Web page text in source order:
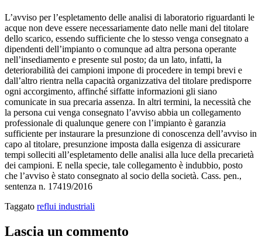
L’avviso per l’espletamento delle analisi di laboratorio riguardanti le
acque non deve essere necessariamente dato nelle mani del titolare
dello scarico, essendo sufficiente che lo stesso venga consegnato a
dipendenti dell’impianto o comunque ad altra persona operante
nell’insediamento e presente sul posto; da un lato, infatti, la
deteriorabilità dei campioni impone di procedere in tempi brevi e
dall’altro rientra nella capacità organizzativa del titolare predisporre
ogni accorgimento, affinché siffatte informazioni gli siano
comunicate in sua precaria assenza. In altri termini, la necessità che
la persona cui venga consegnato l’avviso abbia un collegamento
professionale di qualunque genere con l’impianto è garanzia
sufficiente per instaurare la presunzione di conoscenza dell’avviso in
capo al titolare, presunzione imposta dalla esigenza di assicurare
tempi solleciti all’espletamento delle analisi alla luce della precarietà
dei campioni. E nella specie, tale collegamento è indubbio, posto
che l’avviso è stato consegnato al socio della società. Cass. pen.,
sentenza n. 17419/2016
Taggato reflui industriali
Lascia un commento